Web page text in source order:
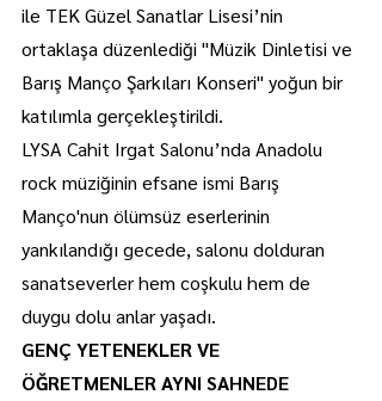
ile TEK Güzel Sanatlar Lisesi’nin
ortaklaşa düzenlediği "Müzik Dinletisi ve
Barış Manço Şarkıları Konseri" yoğun bir
katılımla gerçekleştirildi.
LYSA Cahit Irgat Salonu’nda Anadolu
rock müziğinin efsane ismi Barış
Manço'nun ölümsüz eserlerinin
yankılandığı gecede, salonu dolduran
sanatseverler hem coşkulu hem de
duygu dolu anlar yaşadı.
GENÇ YETENEKLER VE
ÖĞRETMENLER AYNI SAHNEDE